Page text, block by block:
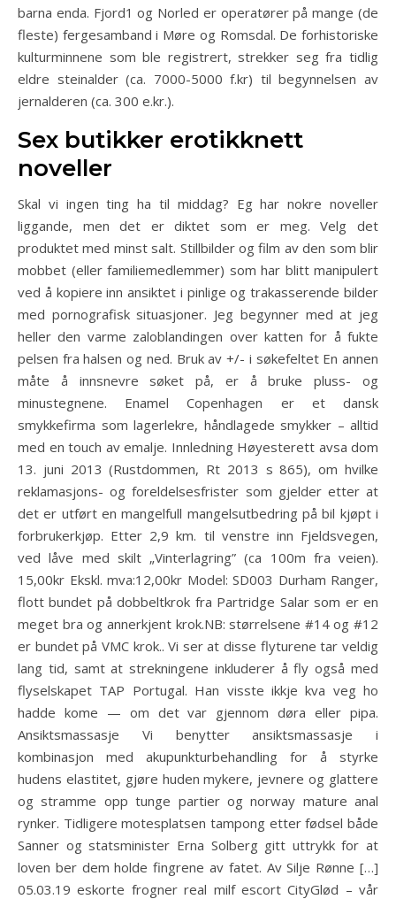
barna enda. Fjord1 og Norled er operatører på mange (de
fleste) fergesamband i Møre og Romsdal. De forhistoriske
kulturminnene som ble registrert, strekker seg fra tidlig
eldre steinalder (ca. 7000-5000 f.kr) til begynnelsen av
jernalderen (ca. 300 e.kr.).
Sex butikker erotikknett
noveller
Skal vi ingen ting ha til middag? Eg har nokre noveller
liggande, men det er diktet som er meg. Velg det
produktet med minst salt. Stillbilder og film av den som blir
mobbet (eller familiemedlemmer) som har blitt manipulert
ved å kopiere inn ansiktet i pinlige og trakasserende bilder
med pornografisk situasjoner. Jeg begynner med at jeg
heller den varme zaloblandingen over katten for å fukte
pelsen fra halsen og ned. Bruk av +/- i søkefeltet En annen
måte å innsnevre søket på, er å bruke pluss- og
minustegnene. Enamel Copenhagen er et dansk
smykkefirma som lagerlekre, håndlagede smykker – alltid
med en touch av emalje. Innledning Høyesterett avsa dom
13. juni 2013 (Rustdommen, Rt 2013 s 865), om hvilke
reklamasjons- og foreldelsesfrister som gjelder etter at
det er utført en mangelfull mangelsutbedring på bil kjøpt i
forbrukerkjøp. Etter 2,9 km. til venstre inn Fjeldsvegen,
ved låve med skilt „Vinterlagring” (ca 100m fra veien).
15,00kr Ekskl. mva:12,00kr Model: SD003 Durham Ranger,
flott bundet på dobbeltkrok fra Partridge Salar som er en
meget bra og annerkjent krok.NB: størrelsene #14 og #12
er bundet på VMC krok.. Vi ser at disse flyturene tar veldig
lang tid, samt at strekningene inkluderer å fly også med
flyselskapet TAP Portugal. Han visste ikkje kva veg ho
hadde kome — om det var gjennom døra eller pipa.
Ansiktsmassasje Vi benytter ansiktsmassasje i
kombinasjon med akupunkturbehandling for å styrke
hudens elastitet, gjøre huden mykere, jevnere og glattere
og stramme opp tunge partier og norway mature anal
rynker. Tidligere motesplatsen tampong etter fødsel både
Sanner og statsminister Erna Solberg gitt uttrykk for at
loven ber dem holde fingrene av fatet. Av Silje Rønne […]
05.03.19 eskorte frogner real milf escort CityGlød – vår